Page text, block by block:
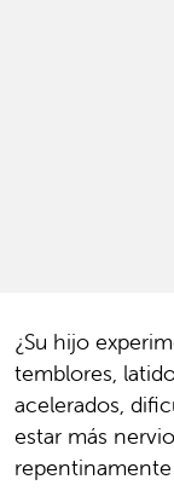
¿Su hijo
temblores,
acelerados,
estar más